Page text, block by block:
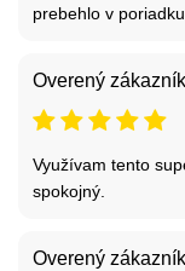
prebehlo v
Overený zákazník
Využívam tento
spokojný.
Overený zákazník